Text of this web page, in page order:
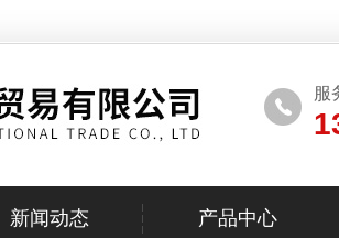
服
新闻动态 产品中心